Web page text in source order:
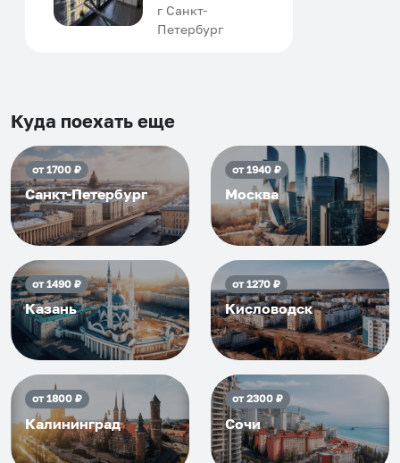
человек, всегда можно
договориться, подскажет
приезжать еще...
г Санкт-
Петербург
Куда поехать еще
от1700₽
Санкт-Петербург
от1940₽
Москва
от1490₽
Казань
от1270₽
Кисловодск
от1800₽
Калининград
от2300₽
Сочи